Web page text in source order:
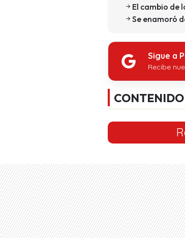
El cambio de
Se enamoró
Sigue a
Recibe